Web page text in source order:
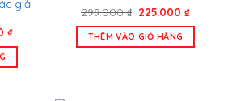
giả
₫Giá
tại
299.000₫ Giá
là:
299.000 ₫.
225.000₫Giá
tại
THÊM VÀO GIỎ HÀNG